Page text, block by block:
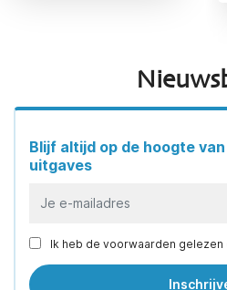
Blijf altijd op de hoogte
uitgaves
Ik heb de voorwaarden